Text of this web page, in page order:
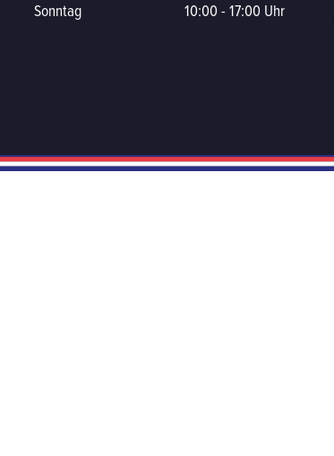
Sonntag
10:00 - 17:00 Uhr